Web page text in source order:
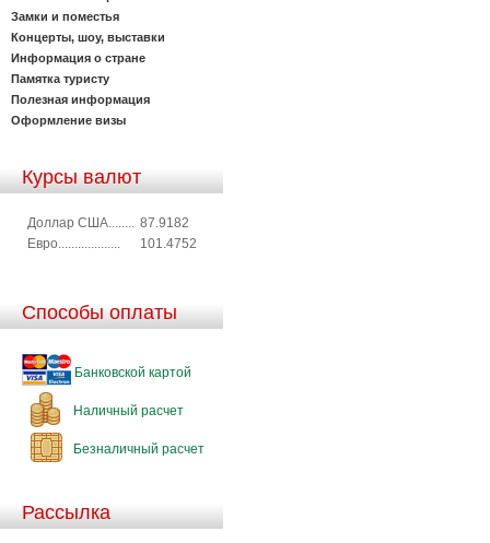
Замки и поместья
Концерты, шоу, выставки
Информация о стране
Памятка туристу
Полезная информация
Оформление визы
Курсы валют
Доллар США........ 87.9182
Евро...................
101.4752
Способы оплаты
Банковской картой
Наличный расчет
Безналичный расчет
Рассылка